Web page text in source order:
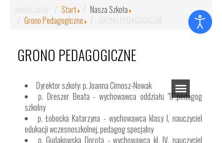
Jesteś tutaj: Start
Nasza Szkoła
Grono Pedagogiczne
GRONO PEDAGOGICZNE
GRONO PEDAGOGICZNE
Dyrektor szkoły: p. Joanna Cimosz-Nowak
p. Dreszer Beata - wychowawca oddziału "0",pedagog
szkolny
p. Łobocka Katarzyna - wychowawca klasy I, nauczyciel
edukacji wczesnoszkolnej, pedagog specjalny
p. Gudakowska Dorota - wychowawca kl. IV, nauczyciel